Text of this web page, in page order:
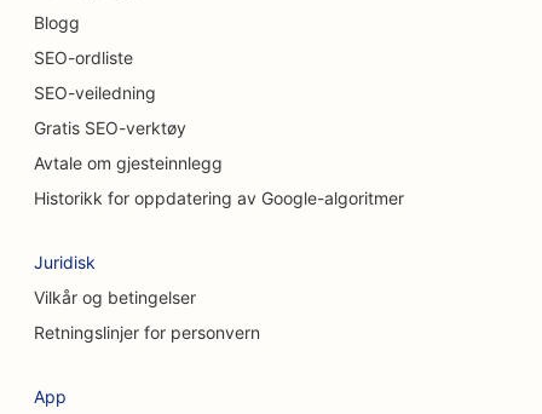
SEO for tjenester innen kjemisk peeling
SEO for kattekafeer
SEO for kiropraktorer
SEO for rengjøringstjenester
SEO for kaffebarer
SEO for konsulentfirmaer
SEO for kosmetiske kirurger
Blogg
SEO-ordliste
SEO-veiledning
Gratis SEO-verktøy
Avtale om gjesteinnlegg
Historikk for oppdatering av Google-algoritmer
Juridisk
Vilkår og betingelser
Retningslinjer for personvern
App